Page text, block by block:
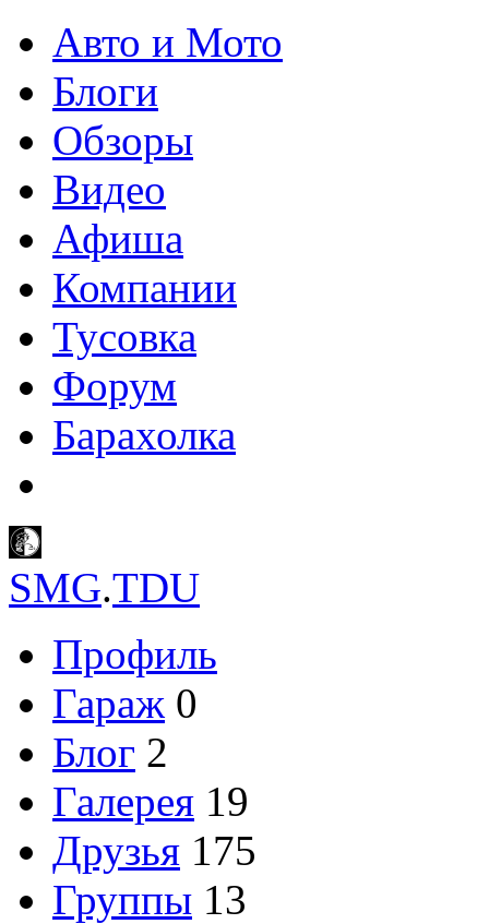
Авто и Мото
Блоги
Обзоры
Видео
Афиша
Компании
Тусовка
Форум
Барахолка
SMG.TDU
Профиль
Гараж 0
Блог 2
Галерея 19
Друзья 175
Группы 13